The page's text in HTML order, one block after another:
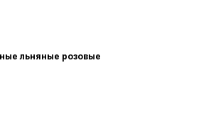
льняные розовые